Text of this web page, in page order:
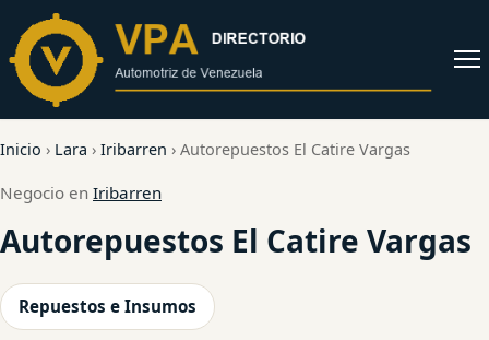
contenido
Abrir
Inicio › Lara › Iribarren › Autorepuestos El Catire Vargas
Negocio en Iribarren
Autorepuestos El Catire Vargas
Repuestos e Insumos